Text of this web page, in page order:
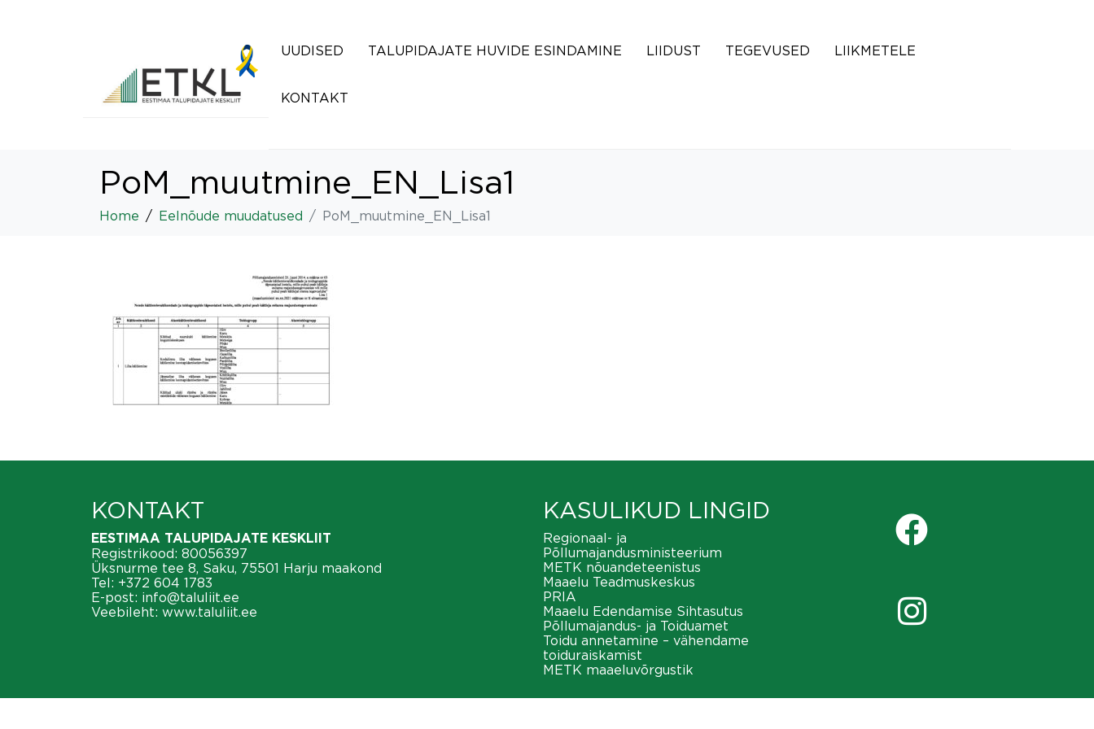
UUDISED TALUPIDAJATE HUVIDE ESINDAMINE LIIDUST TEGEVUSED LIIKMETELE
KONTAKT
PoM_muutmine_EN_Lisa1
Home Eelnõude muudatused PoM_muutmine_EN_Lisa1
KONTAKT
EESTIMAA TALUPIDAJATE KESKLIIT
Registrikood: 80056397
Üksnurme tee 8, Saku, 75501 Harju maakond
Tel: +372 604 1783
E-post: info@taluliit.ee
Veebileht: www.taluliit.ee
KASULIKUD LINGID
Regionaal- ja
Põllumajandusministeerium
METK nõuandeteenistus
Maaelu Teadmuskeskus
PRIA
Maaelu Edendamise Sihtasutus
Põllumajandus- ja Toiduamet
Toidu annetamine – vähendame
toiduraiskamist
METK maaeluvõrgustik